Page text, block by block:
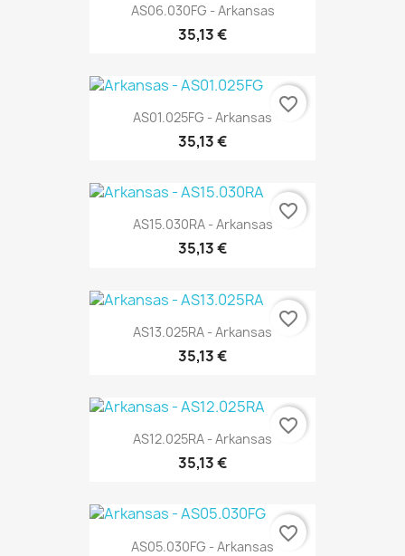
AS06.030FG - Arkansas
35,13 €
AS01.025FG - Arkansas
35,13 €
favorite_border
AS15.030RA - Arkansas
35,13 €
favorite_border
AS13.025RA - Arkansas
35,13 €
favorite_border
AS12.025RA - Arkansas
35,13 €
favorite_border
AS05.030FG - Arkansas
favorite_border